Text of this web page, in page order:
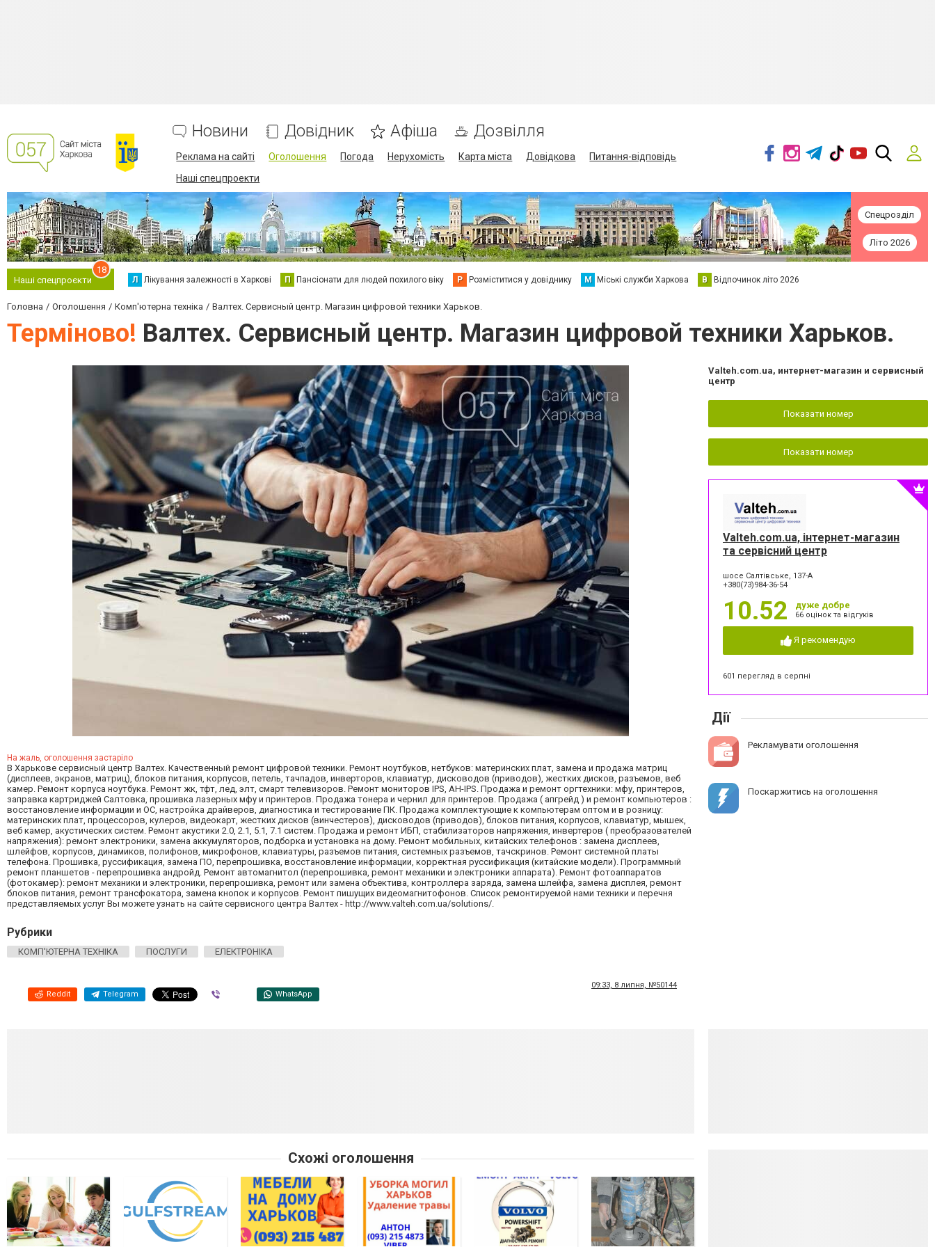
Новини Довідник Афіша Дозвілля
Реклама на сайті Оголошення Погода Нерухомість Карта міста Довідкова
Питання-відповідь
Наші спецпроекти
Спецрозділ
Літо 2026
Наші спецпроєкти
18
Л Лікування залежності в Харкові П Пансіонати для людей похилого віку Р Розміститися у довіднику М Міські служби Харкова В Відпочинок літо 2026
Головна Оголошення Комп'ютерна техніка Валтех. Сервисный центр. Магазин цифровой техники Харьков.
Терміново! Валтех. Сервисный центр. Магазин цифровой техники Харьков.
На жаль, оголошення застаріло
В Харькове сервисный центр Валтех. Качественный ремонт цифровой техники. Ремонт ноутбуков, нетбуков: материнских плат, замена и продажа матриц
(дисплеев, экранов, матриц), блоков питания, корпусов, петель, тачпадов, инверторов, клавиатур, дисководов (приводов), жестких дисков, разъемов, веб
камер. Ремонт корпуса ноутбука. Ремонт жк, тфт, лед, элт, смарт телевизоров. Ремонт мониторов IPS, AH-IPS. Продажа и ремонт оргтехники: мфу, принтеров,
заправка картриджей Салтовка, прошивка лазерных мфу и принтеров. Продажа тонера и чернил для принтеров. Продажа ( апгрейд ) и ремонт компьютеров :
восстановление информации и ОС, настройка драйверов, диагностика и тестирование ПК. Продажа комплектующие к компьютерам оптом и в розницу:
материнских плат, процессоров, кулеров, видеокарт, жестких дисков (винчестеров), дисководов (приводов), блоков питания, корпусов, клавиатур, мышек,
веб камер, акустических систем. Ремонт акустики 2.0, 2.1, 5.1, 7.1 систем. Продажа и ремонт ИБП, стабилизаторов напряжения, инвертеров ( преобразователей
напряжения): ремонт электроники, замена аккумуляторов, подборка и установка на дому. Ремонт мобильных, китайских телефонов : замена дисплеев,
шлейфов, корпусов, динамиков, полифонов, микрофонов, клавиатуры, разъемов питания, системных разъемов, тачскринов. Ремонт системной платы
телефона. Прошивка, руссификация, замена ПО, перепрошивка, восстановление информации, корректная руссификация (китайские модели). Программный
ремонт планшетов - перепрошивка андройд. Ремонт автомагнитол (перепрошивка, ремонт механики и электроники аппарата). Ремонт фотоаппаратов
(фотокамер): ремонт механики и электроники, перепрошивка, ремонт или замена объектива, контроллера заряда, замена шлейфа, замена дисплея, ремонт
блоков питания, ремонт трансфокатора, замена кнопок и корпусов. Ремонт пишущих видеомагнитофонов. Список ремонтируемой нами техники и перечня
представляемых услуг Вы можете узнать на сайте сервисного центра Валтех - http://www.valteh.com.ua/solutions/.
Рубрики
КОМП'ЮТЕРНА ТЕХНІКА ПОСЛУГИ ЕЛЕКТРОНІКА
Reddit Telegram WhatsApp
09:33, 8 липня, №50144
Valteh.com.ua, интернет-магазин и сервисный
центр
Показати номер
Показати номер
Valteh.com.ua, інтернет-магазин
та сервісний центр
шосе Салтівське, 137-А
+380(73)984-36-54
10.52 дуже добре
66 оцінок та відгуків
Я рекомендую
601 перегляд в серпні
Дії
Рекламувати оголошення
Поскаржитись на оголошення
Схожі оголошення